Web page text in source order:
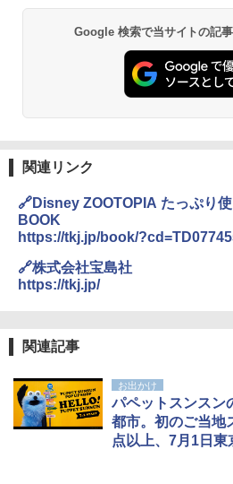
Google 検索で当サイトの記
関連リンク
🔗Disney ZOOTOPIA たっぷり
BOOK
https://tkj.jp/book/
🔗株式会社宝島社
https://tkj.jp/
関連記事
お出かけ
パペットスンスン
都市。初のご当地
点以上、7月1日東